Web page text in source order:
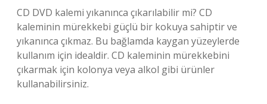
CD DVD kalemi yıkanınca çıkarılabilir mi? CD
kaleminin mürekkebi güçlü bir kokuya sahiptir ve
yıkanınca çıkmaz. Bu bağlamda kaygan yüzeylerde
kullanım için idealdir. CD kaleminin mürekkebini
çıkarmak için kolonya veya alkol gibi ürünler
kullanabilirsiniz.